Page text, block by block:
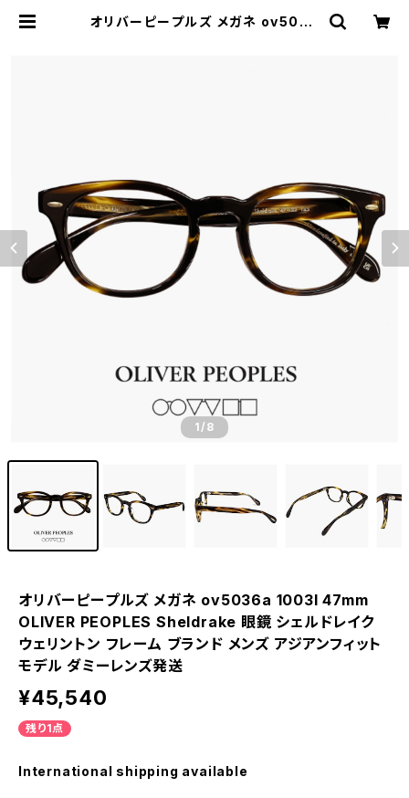
オリバーピープルズ メガネ ov5036
1/8
オリバーピープルズ メガネ ov5036a 1003l 47mm
OLIVER PEOPLES Sheldrake 眼鏡 シェルドレイク
ウェリントン フレーム ブランド メンズ アジアンフィット
モデル ダミーレンズ発送
¥45,540
残り1点
International shipping available